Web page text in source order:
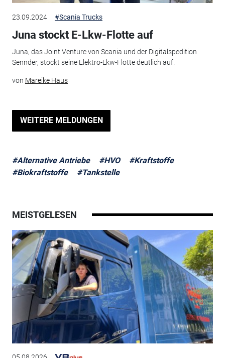
23.09.2024 #Scania Trucks
Juna stockt E-Lkw-Flotte auf
Juna, das Joint Venture von Scania und der Digitalspedition
Sennder, stockt seine Elektro-Lkw-Flotte deutlich auf.
von Mareike Haus
WEITERE MELDUNGEN
#Alternative Antriebe #HVO
#Kraftstoffe
#Biokraftstoffe
#Tankstelle
MEISTGELESEN